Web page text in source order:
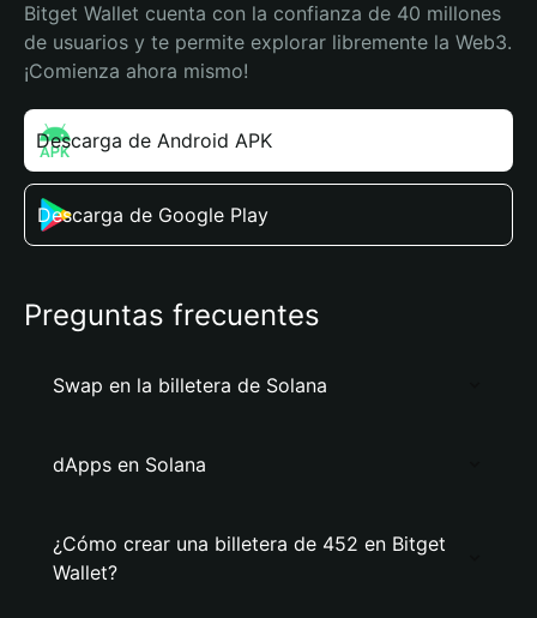
Bitget Wallet cuenta con la confianza de 40 millones
de usuarios y te permite explorar libremente la Web3.
¡Comienza ahora mismo!
Descarga de Android APK
Descarga de Google Play
Preguntas frecuentes
Swap en la billetera de Solana
dApps en Solana
¿Cómo crear una billetera de 452 en Bitget
Wallet?